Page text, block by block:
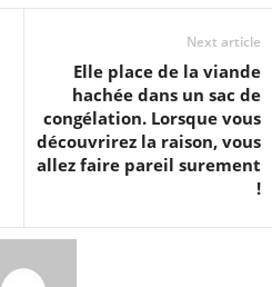
Next article
Elle place de la viande
hachée dans un sac de
congélation. Lorsque vous
découvrirez la raison, vous
allez faire pareil surement
!